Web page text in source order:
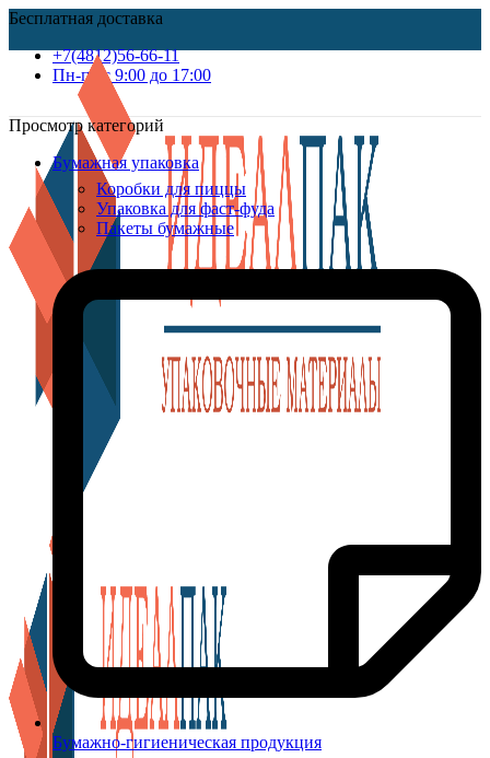
Бесплатная доставка
+7(4812)56-66-11
Пн-пт c 9:00 до 17:00
Просмотр категорий
Бумажная упаковка
Коробки для пиццы
Упаковка для фаст-фуда
Пакеты бумажные
Бумажно-гигиеническая продукция